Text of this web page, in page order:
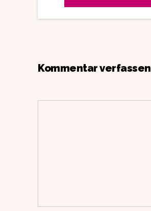
Kommentar verfassen